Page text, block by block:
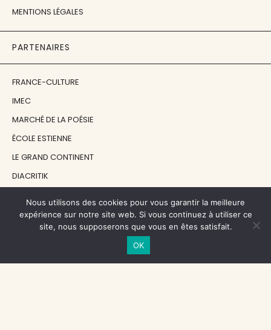
MENTIONS LÉGALES
PARTENAIRES
FRANCE-CULTURE
IMEC
MARCHÉ DE LA POÉSIE
ÉCOLE ESTIENNE
LE GRAND CONTINENT
DIACRITIK
NOS SOUTIENS
CENTRE NATIONAL DU LIVRE
Nous utilisons des cookies pour vous garantir la meilleure
expérience sur notre site web. Si vous continuez à utiliser ce
site, nous supposerons que vous en êtes satisfait.
OK